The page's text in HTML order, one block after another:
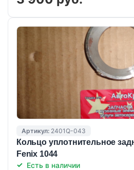
Артикул: 2401Q-043
Кольцо уплотнительное
Fenix 1044
Есть в наличии